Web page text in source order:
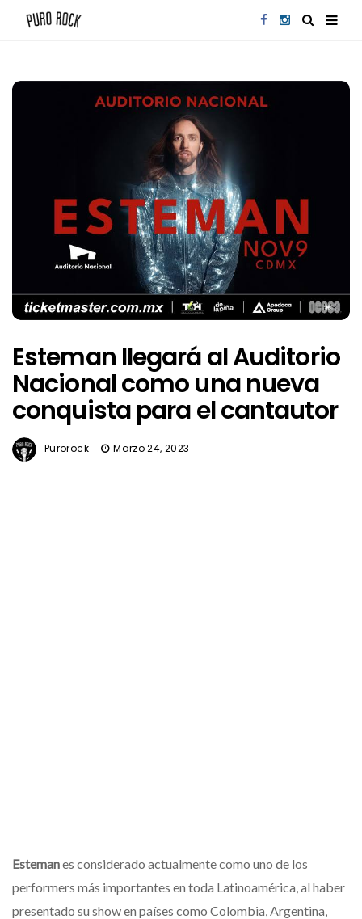
Esteman llegará al Auditorio
Nacional como una nueva
conquista para el cantautor
Purorock Marzo 24, 2023
Estemanes considerado actualmente como uno de los
performers más importantes en toda Latinoamérica, al haber
presentado su show en países como Colombia, Argentina,